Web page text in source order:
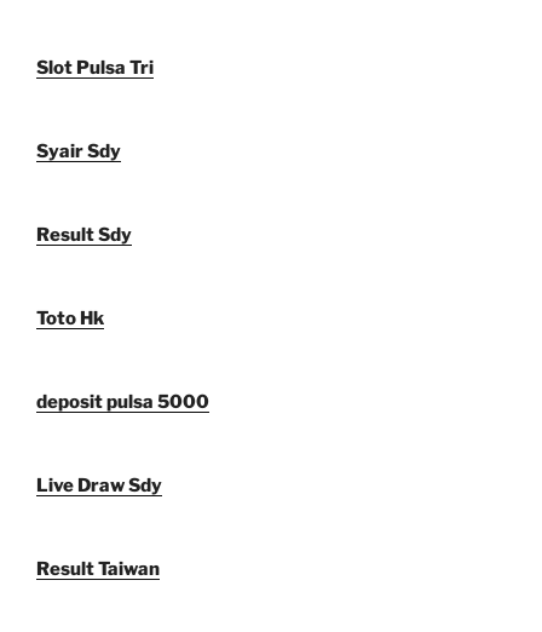
Slot Pulsa Tri
Syair Sdy
Result Sdy
Toto Hk
deposit pulsa 5000
Live Draw Sdy
Result Taiwan